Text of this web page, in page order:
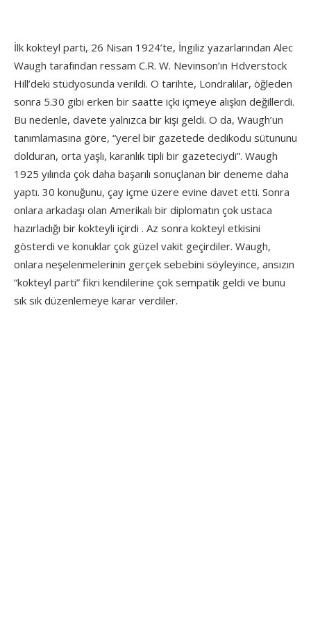
İlk kokteyl parti, 26 Nisan 1924’te, İngiliz yazarlarından Alec
Waugh tarafından ressam C.R. W. Nevinson’ın Hdverstock
Hill’deki stüdyosunda verildi. O tarihte, Londralılar, öğleden
sonra 5.30 gibi erken bir saatte içki içmeye alışkın değillerdi.
Bu nedenle, davete yalnızca bir kişi geldi. O da, Waugh’un
tanımlamasına göre, “yerel bir gazetede dedikodu sütununu
dolduran, orta yaşlı, karanlık tipli bir gazeteciydi”. Waugh
1925 yılında çok daha başarılı sonuçlanan bir deneme daha
yaptı. 30 konuğunu, çay içme üzere evine davet etti. Sonra
onlara arkadaşı olan Amerikalı bir diplomatın çok ustaca
hazırladığı bir kokteyli içirdi . Az sonra kokteyl etkisini
gösterdi ve konuklar çok güzel vakit geçirdiler. Waugh,
onlara neşelenmelerinin gerçek sebebini söyleyince, ansızın
“kokteyl parti” fikri kendilerine çok sempatik geldi ve bunu
sık sık düzenlemeye karar verdiler.